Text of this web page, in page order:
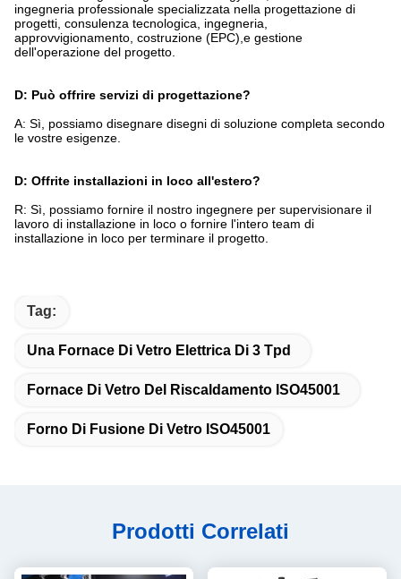
ingegneria professionale specializzata nella progettazione di
progetti, consulenza tecnologica, ingegneria,
approvvigionamento, costruzione (EPC),e gestione
dell'operazione del progetto.
D: Può offrire servizi di progettazione?
A: Sì, possiamo disegnare disegni di soluzione completa secondo
le vostre esigenze.
D: Offrite installazioni in loco all'estero?
R: Sì, possiamo fornire il nostro ingegnere per supervisionare il
lavoro di installazione in loco o fornire l'intero team di
installazione in loco per terminare il progetto.
Tag:
Una Fornace Di Vetro Elettrica Di 3 Tpd
Fornace Di Vetro Del Riscaldamento ISO45001
Forno Di Fusione Di Vetro ISO45001
Prodotti Correlati